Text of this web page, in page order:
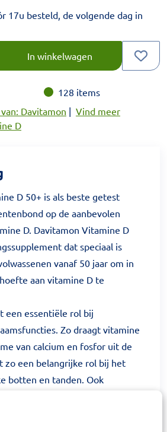
17u besteld, de volgende dag in
in.
In winkelwagen
128 items
Davitamon | Vind meer
D
D 50+ is als beste getest
op de aanbevolen
D. Davitamon Vitamine D
dat speciaal is
vanaf 50 jaar om in
aan vitamine D te
een essentiële rol bij
Zo draagt vitamine
van calcium en fosfor uit de
zo een belangrijke rol bij het
botten en tanden. Ook